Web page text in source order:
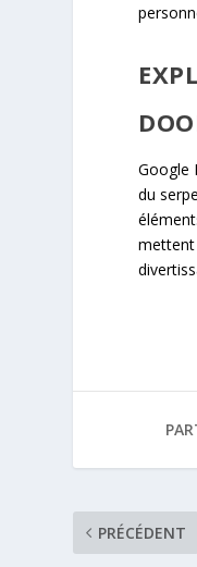
Google
du
mettent
PRÉCÉDENT